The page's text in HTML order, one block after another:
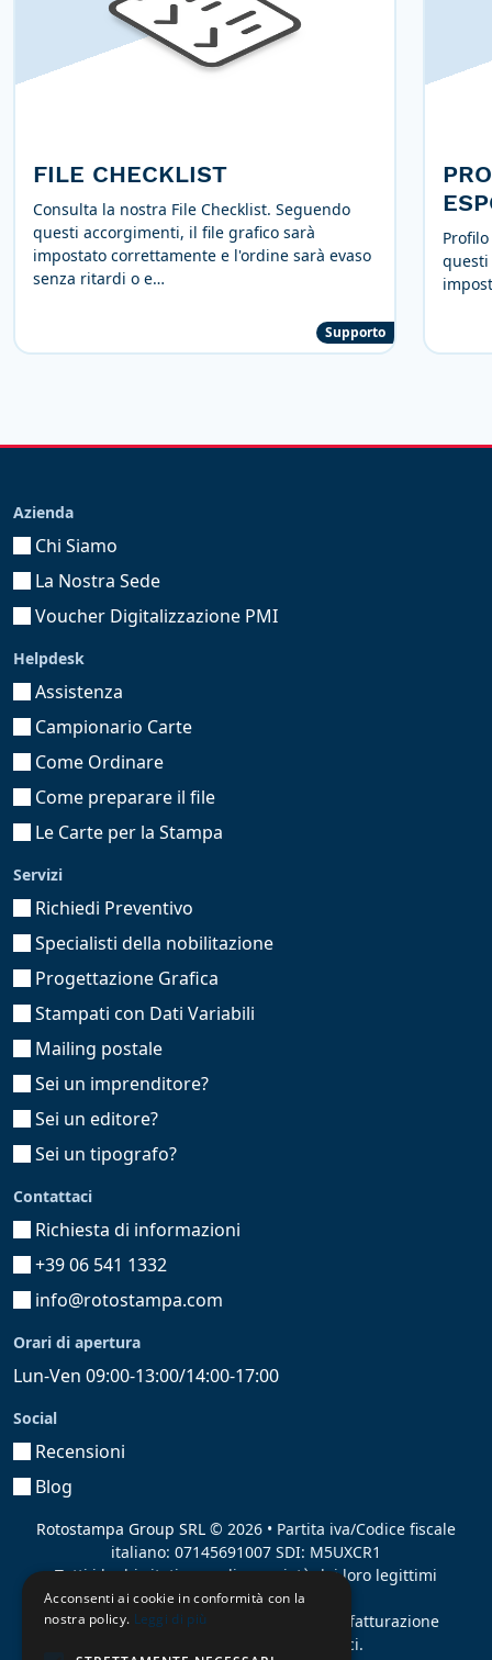
FILE CHECKLIST
Consulta la nostra File Checklist. Seguendo
questi accorgimenti, il file grafico sarà
impostato correttamente e l'ordine sarà evaso
senza ritardi o e…
Supporto
Azienda
Chi Siamo
La Nostra Sede
Voucher Digitalizzazione PMI
Helpdesk
Assistenza
Campionario Carte
Come Ordinare
Come preparare il file
Le Carte per la Stampa
Servizi
Richiedi Preventivo
Specialisti della nobilitazione
Progettazione Grafica
Stampati con Dati Variabili
Mailing postale
Sei un imprenditore?
Sei un editore?
Sei un tipografo?
Contattaci
Richiesta di informazioni
+39 06 541 1332
info@rotostampa.com
Orari di apertura
Lun-Ven 09:00-13:00/14:00-17:00
Social
Recensioni
Blog
Rotostampa Group SRL © 2026 • Partita iva/Codice fiscale
italiano: 07145691007 SDI: M5UXCR1
Tutti i loghi citati sono di proprietà dei loro legittimi
proprietari.
Azienda presente sul MEPA
adibita alla fatturazione
elettronica per gli Enti pubblici.
Acconsenti ai cookie in conformità con la
nostra policy. Leggi di più